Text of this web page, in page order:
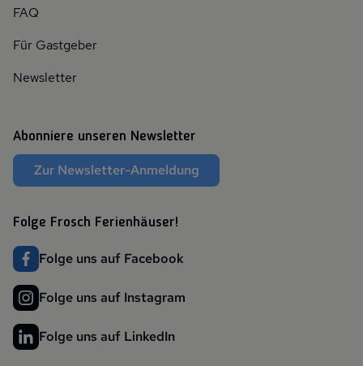
FAQ
Für Gastgeber
Newsletter
Abonniere unseren Newsletter
Zur Newsletter-Anmeldung
Folge Frosch Ferienhäuser!
Folge uns auf Facebook
Folge uns auf Instagram
Folge uns auf LinkedIn